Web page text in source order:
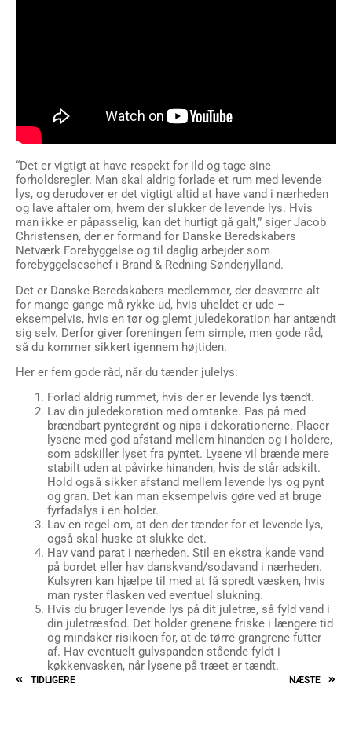
“Det er vigtigt at have respekt for ild og tage sine
forholdsregler. Man skal aldrig forlade et rum med levende
lys, og derudover er det vigtigt altid at have vand i nærheden
og lave aftaler om, hvem der slukker de levende lys. Hvis
man ikke er påpasselig, kan det hurtigt gå galt,” siger Jacob
Christensen, der er formand for Danske Beredskabers
Netværk Forebyggelse og til daglig arbejder som
forebyggelseschef i Brand & Redning Sønderjylland.
Det er Danske Beredskabers medlemmer, der desværre alt
for mange gange må rykke ud, hvis uheldet er ude –
eksempelvis, hvis en tør og glemt juledekoration har antændt
sig selv. Derfor giver foreningen fem simple, men gode råd,
så du kommer sikkert igennem højtiden.
Her er fem gode råd, når du tænder julelys:
Forlad aldrig rummet, hvis der er levende lys tændt.
Lav din juledekoration med omtanke. Pas på med
brændbart pyntegrønt og nips i dekorationerne. Placer
lysene med god afstand mellem hinanden og i holdere,
som adskiller lyset fra pyntet. Lysene vil brænde mere
stabilt uden at påvirke hinanden, hvis de står adskilt.
Hold også sikker afstand mellem levende lys og pynt
og gran. Det kan man eksempelvis gøre ved at bruge
fyrfadslys i en holder.
Lav en regel om, at den der tænder for et levende lys,
også skal huske at slukke det.
Hav vand parat i nærheden. Stil en ekstra kande vand
på bordet eller hav danskvand/sodavand i nærheden.
Kulsyren kan hjælpe til med at få spredt væsken, hvis
man ryster flasken ved eventuel slukning.
Hvis du bruger levende lys på dit juletræ, så fyld vand i
din juletræsfod. Det holder grenene friske i længere tid
og mindsker risikoen for, at de tørre grangrene futter
af. Hav eventuelt gulvspanden stående fyldt i
køkkenvasken, når lysene på træet er tændt.
TIDLIGERE NÆSTE